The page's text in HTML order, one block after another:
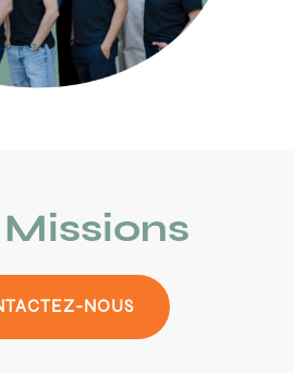
Missions
NOUS